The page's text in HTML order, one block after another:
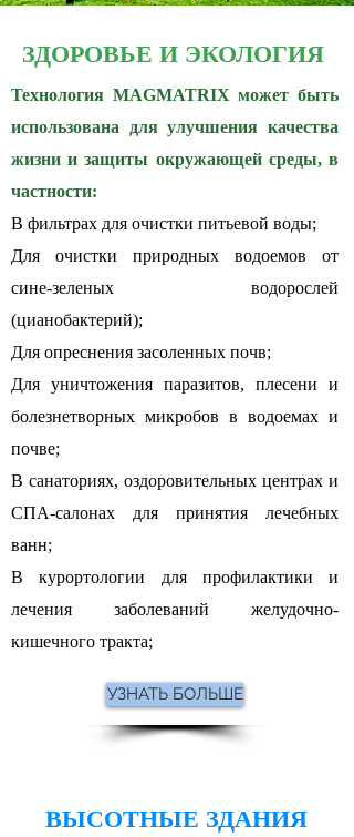
ЗДОРОВЬЕ И ЭКОЛОГИЯ
Технология MAGMATRIX может быть
использована для улучшения качества
жизни и защиты окружающей среды, в
частности:
В фильтрах для очистки питьевой воды;
Для очистки природных водоемов от
сине-зеленых водорослей
(цианобактерий);
Для опреснения засоленных почв;
Для уничтожения паразитов, плесени и
болезнетворных микробов в водоемах и
почве;
В санаториях, оздоровительных центрах и
СПА-салонах для принятия лечебных
ванн;
В курортологии для профилактики и
лечения заболеваний желудочно-
кишечного тракта;
УЗНАТЬ БОЛЬШЕ
ВЫСОТНЫЕ ЗДАНИЯ